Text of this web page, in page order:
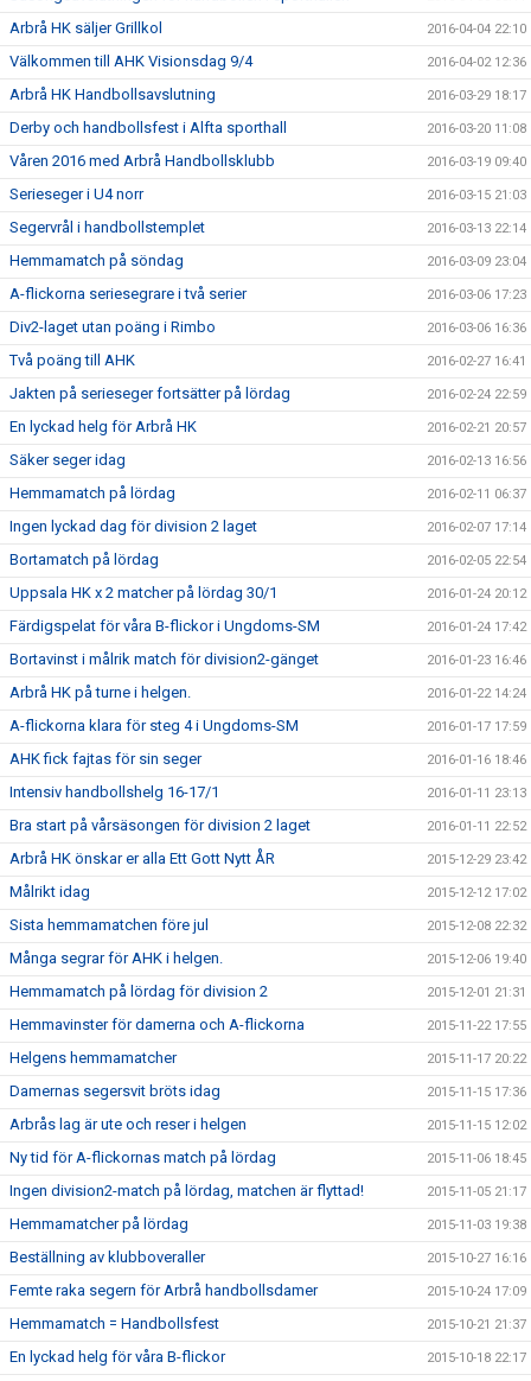
Arbrå HK säljer Grillkol 2016-04-04 22:10
Välkommen till AHK Visionsdag 9/4 2016-04-02 12:36
Arbrå HK Handbollsavslutning 2016-03-29 18:17
Derby och handbollsfest i Alfta sporthall 2016-03-20 11:08
Våren 2016 med Arbrå Handbollsklubb 2016-03-19 09:40
Serieseger i U4 norr 2016-03-15 21:03
Segervrål i handbollstemplet 2016-03-13 22:14
Hemmamatch på söndag 2016-03-09 23:04
A-flickorna seriesegrare i två serier 2016-03-06 17:23
Div2-laget utan poäng i Rimbo 2016-03-06 16:36
Två poäng till AHK 2016-02-27 16:41
Jakten på serieseger fortsätter på lördag 2016-02-24 22:59
En lyckad helg för Arbrå HK 2016-02-21 20:57
Säker seger idag 2016-02-13 16:56
Hemmamatch på lördag 2016-02-11 06:37
Ingen lyckad dag för division 2 laget 2016-02-07 17:14
Bortamatch på lördag 2016-02-05 22:54
Uppsala HK x 2 matcher på lördag 30/1 2016-01-24 20:12
Färdigspelat för våra B-flickor i Ungdoms-SM 2016-01-24 17:42
Bortavinst i målrik match för division2-gänget 2016-01-23 16:46
Arbrå HK på turne i helgen. 2016-01-22 14:24
A-flickorna klara för steg 4 i Ungdoms-SM 2016-01-17 17:59
AHK fick fajtas för sin seger 2016-01-16 18:46
Intensiv handbollshelg 16-17/1 2016-01-11 23:13
Bra start på vårsäsongen för division 2 laget 2016-01-11 22:52
Arbrå HK önskar er alla Ett Gott Nytt ÅR 2015-12-29 23:42
Målrikt idag 2015-12-12 17:02
Sista hemmamatchen före jul 2015-12-08 22:32
Många segrar för AHK i helgen. 2015-12-06 19:40
Hemmamatch på lördag för division 2 2015-12-01 21:31
Hemmavinster för damerna och A-flickorna 2015-11-22 17:55
Helgens hemmamatcher 2015-11-17 20:22
Damernas segersvit bröts idag 2015-11-15 17:36
Arbrås lag är ute och reser i helgen 2015-11-15 12:02
Ny tid för A-flickornas match på lördag 2015-11-06 18:45
Ingen division2-match på lördag, matchen är flyttad! 2015-11-05 21:17
Hemmamatcher på lördag 2015-11-03 19:38
Beställning av klubboveraller 2015-10-27 16:16
Femte raka segern för Arbrå handbollsdamer 2015-10-24 17:09
Hemmamatch = Handbollsfest 2015-10-21 21:37
En lyckad helg för våra B-flickor 2015-10-18 22:17